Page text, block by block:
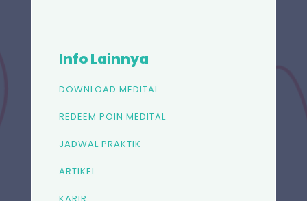
Info Lainnya
DOWNLOAD MEDITAL
REDEEM POIN MEDITAL
JADWAL PRAKTIK
ARTIKEL